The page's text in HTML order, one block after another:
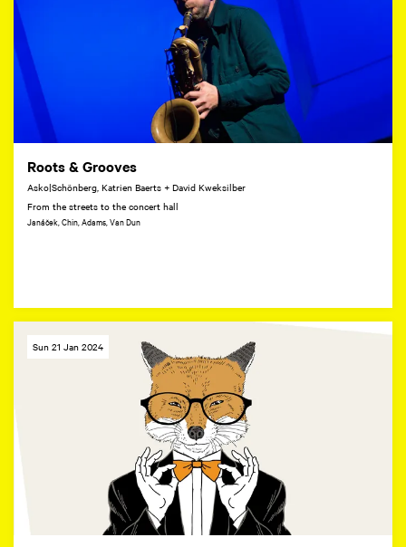
Roots & Grooves
Asko|Schönberg, Katrien Baerts + David Kweksilber
From the streets to the concert hall
Janáček, Chin, Adams, Van Dun
Sun 21 Jan 2024